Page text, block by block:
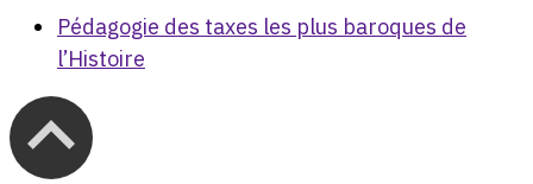
Pédagogie des taxes les plus baroques de
l’Histoire